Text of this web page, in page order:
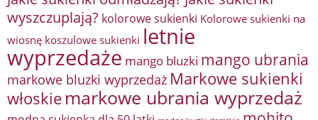
wyszczuplają? kolorowe sukienki Kolorowe sukienki na
wiosnę koszulowe sukienki letnie
wyprzedaże mango bluzki mango ubrania
markowe bluzki wyprzedaż Markowe sukienki
włoskie markowe ubrania wyprzedaż